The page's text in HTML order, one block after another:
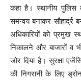
कहा है। स्थानीय पुलिस
समन्वय बनाकर सौहार्द्र
अधिकारियों को प्रमुख
निकालने और बाजारों व
जोर दिया है। सुरक्षा
की निगरानी के लिए